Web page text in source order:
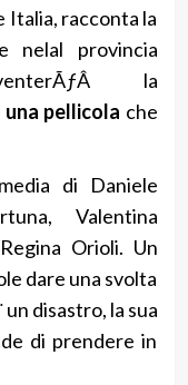
Italia, racconta la
nelal provincia
la
pellicola che
di Daniele
Valentina
Orioli. Un
dare una svolta
disastro, la sua
di prendere in